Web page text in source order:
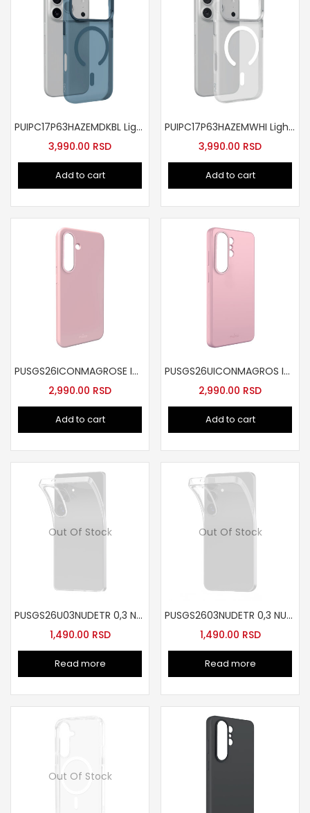
PUIPC17P63HAZEMDKBL Lightfeel Mag za iPhone 17 Pro plava
3,990.00 RSD
Add to cart
PUIPC17P63HAZEMWHI Lightfeel MAG futrola za iPhone 17 Pro bela
3,990.00 RSD
Add to cart
PUSGS26ICONMAGROSE ICON MAG futrola za Samsung S26roze
2,990.00 RSD
Add to cart
PUSGS26UICONMAGROS ICON MAG futrola za Samsung S26 Ultra roze
2,990.00 RSD
Add to cart
Out Of Stock
PUSGS26U03NUDETR 0,3 NUDE futrola za Samsung S26 Ultre transparent
1,490.00 RSD
Read more
Out Of Stock
PUSGS2603NUDETR 0,3 NUDE futrola za Samsung S26 tr
1,490.00 RSD
Read more
Out Of Stock